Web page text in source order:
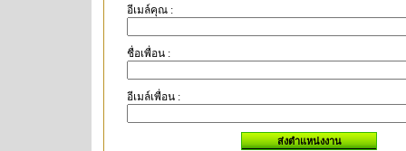
อีเมล์คุณ :
ชื่อเพื่อน :
อีเมล์เพื่อน :